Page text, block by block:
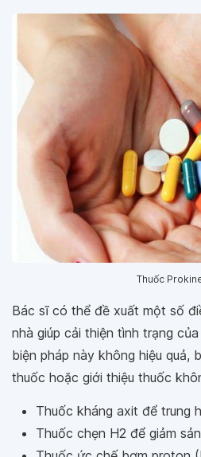
Thuốc
Bác sĩ có thể đề xuất một số
nhà giúp cải thiện tình trạng
biện pháp này không hiệu quả,
thuốc hoặc giới thiệu thuốc
Thuốc kháng axit để trung
Thuốc chẹn H2 để giảm